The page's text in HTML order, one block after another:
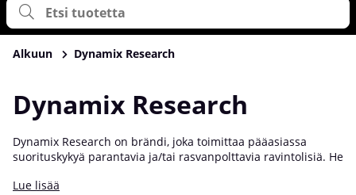
Alkuun Dynamix Research
Dynamix Research
Dynamix Research on brändi, joka toimittaa pääasiassa
suorituskykyä parantavia ja/tai rasvanpolttavia ravintolisiä. He
Purple Burnin, joka valloitti markkinat lanseerauksensa
Lue lisää